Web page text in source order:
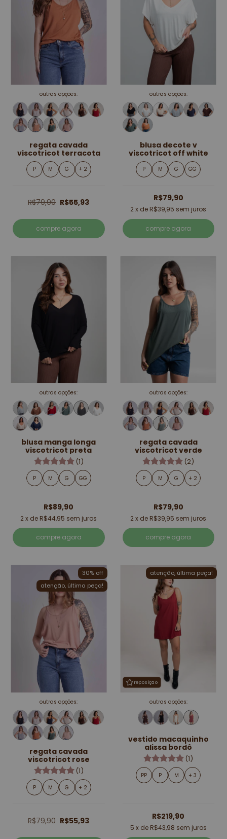
outras opções:
regata cavada
viscotricot terracota
P M G + 2
R$79,90 R$55,93
compre agora
outras opções:
blusa decote v
viscotricot off white
P M G GG
R$79,90
2x de R$39,95 sem juros
compre agora
outras opções:
blusa manga longa
viscotricot preta
(1)
P M G GG
R$89,90
2x de R$44,95 sem juros
compre agora
outras opções:
regata cavada
viscotricot verde
(2)
P M G + 2
R$79,90
2x de R$39,95 sem juros
compre agora
30% off
atenção, última peça!
outras opções:
regata cavada
viscotricot rose
(1)
P M G + 2
R$79,90 R$55,93
atenção, última peça!
reposição
outras opções:
vestido macaquinho
alissa bordô
(1)
PP P M + 3
R$219,90
5 x de R$43,98 sem juros